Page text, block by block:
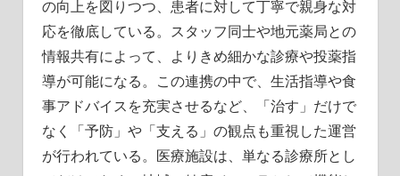
の向上を図りつつ、患者に対して丁寧で親身な対
応を徹底している。スタッフ同士や地元薬局との
情報共有によって、よりきめ細かな診療や投薬指
導が可能になる。この連携の中で、生活指導や食
事アドバイスを充実させるなど、「治す」だけで
なく「予防」や「支える」の観点も重視した運営
が行われている。医療施設は、単なる診療所とし